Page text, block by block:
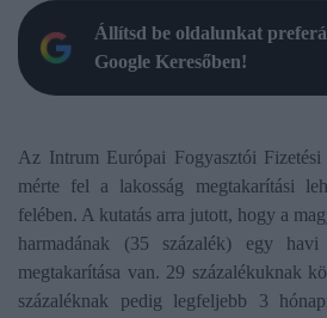
Állítsd be oldalunkat
Google Keresőben!
Az Intrum Európai Fogyasztói Fizetési
mérte fel a lakosság megtakarítási
felében. A kutatás arra jutott, hogy a
harmadának (35 százalék) egy havi
megtakarítása van. 29 százalékuknak
százaléknak pedig legfeljebb 3